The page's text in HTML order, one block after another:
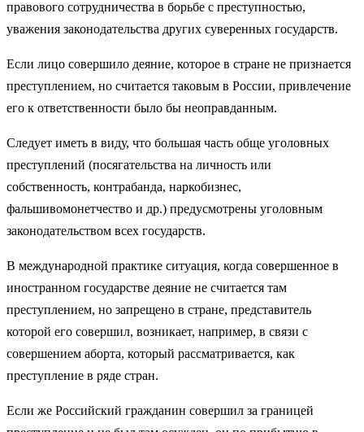
правового сотрудничества в борьбе с преступностью,
уважения законодательства других суверенных государств.
Если лицо совершило деяние, которое в стране не признается
преступлением, но считается таковым в России, привлечение
его к ответственности было бы неоправданным.
Следует иметь в виду, что большая часть обще уголовных
преступлений (посягательства на личность или
собственность, контрабанда, наркобизнес,
фальшивомонетчество и др.) предусмотрены уголовным
законодательством всех государств.
В международной практике ситуация, когда совершенное в
иностранном государстве деяние не считается там
преступлением, но запрещено в стране, представитель
которой его совершил, возникает, например, в связи с
совершением аборта, который рассматривается, как
преступление в ряде стран.
Если же Российский гражданин совершил за границей